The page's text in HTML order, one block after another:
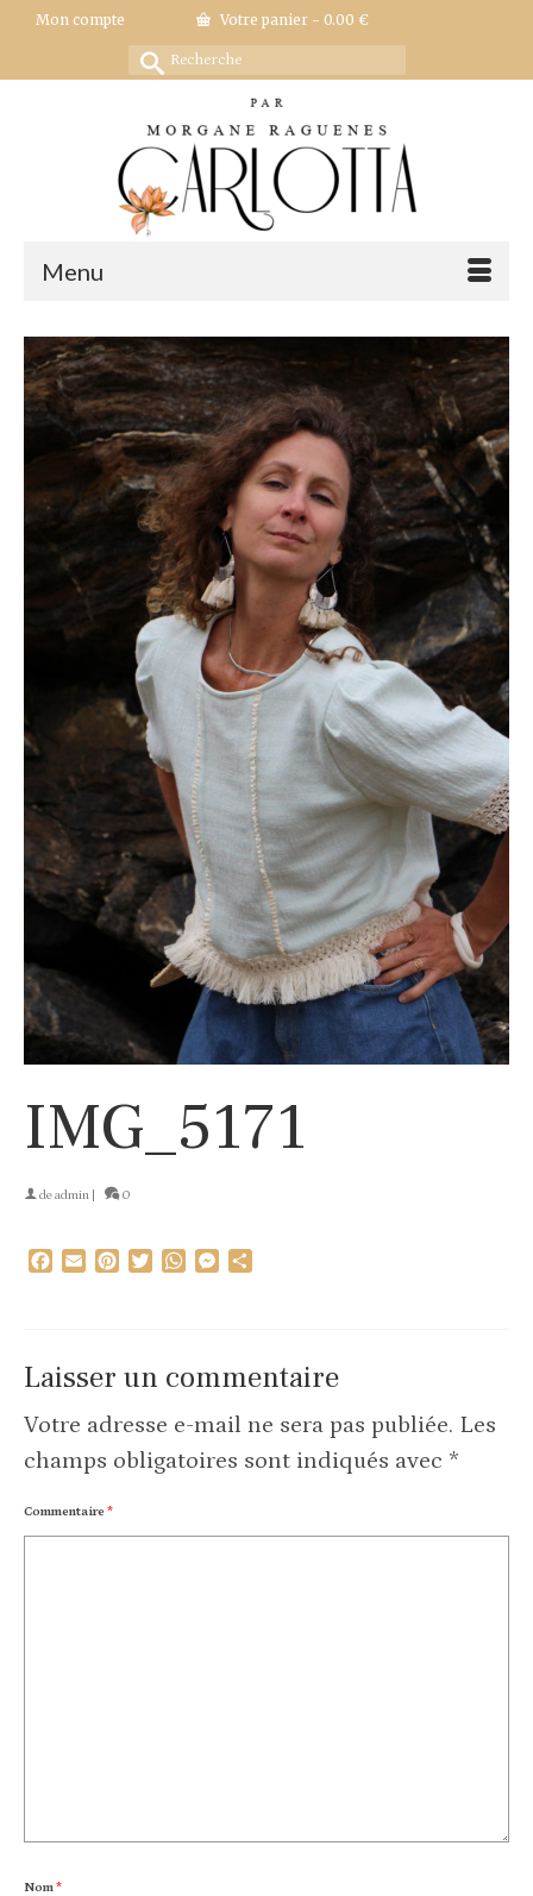
Mon compte Votre panier - 0.00 €
Rechercher :
Menu
IMG_5171
deadmin 0
Facebook
EmailPinterestTwitterWhatsAppMessenger
Laisser un commentaire
Votre adresse e-mail ne sera pas publiée. Les
champs obligatoires sont indiqués avec *
Commentaire *
Nom*